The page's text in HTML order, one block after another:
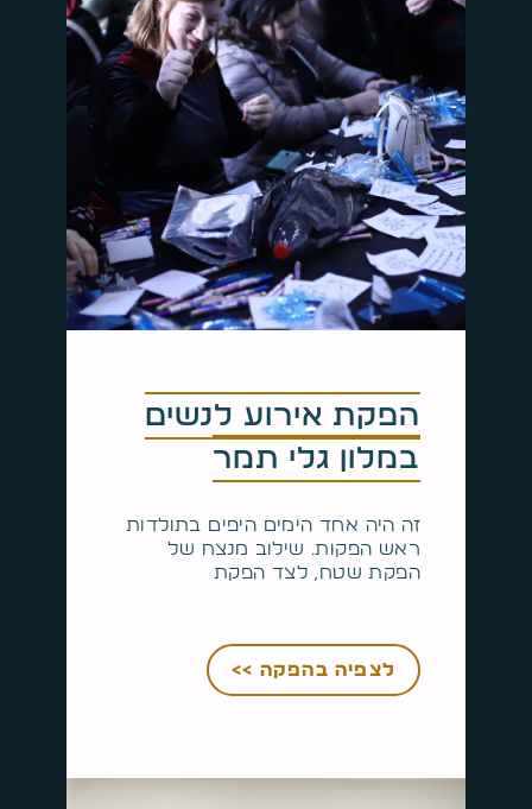
הפקת אירוע לנשים
במלון גלי תמר
זה היה אחד הימים היפים בתולדות
ראש הפקות. שילוב מנצח של
הפקת שטח, לצד הפקת
לצפיה בהפקה >>